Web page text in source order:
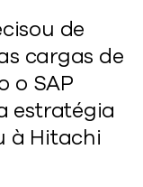
de
cargas de
o SAP
estratégia
à Hitachi